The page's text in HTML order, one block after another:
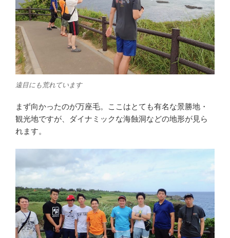
遠目にも荒れています
まず向かったのが万座毛。ここはとても有名な景勝地・
観光地ですが、ダイナミックな海蝕洞などの地形が見ら
れます。